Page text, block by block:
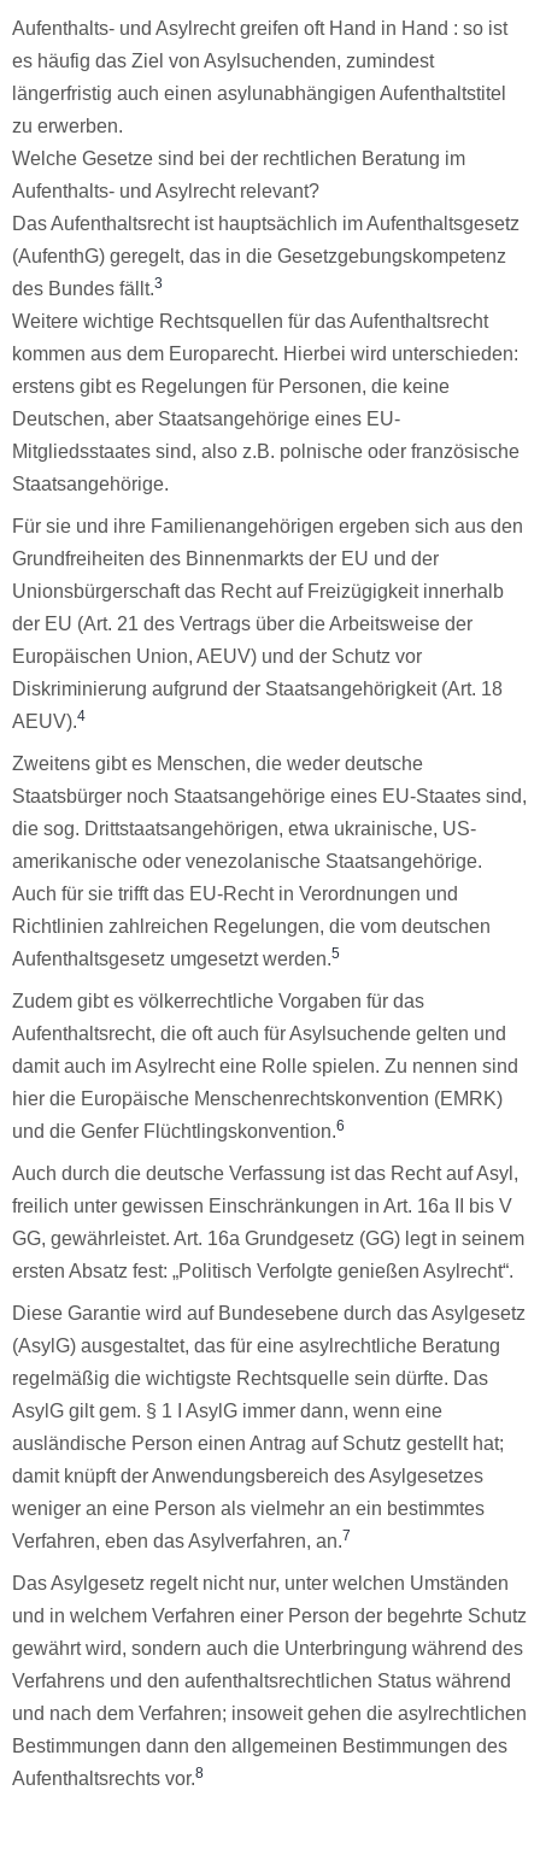
Aufenthalts- und Asylrecht greifen oft Hand in Hand : so ist
es häufig das Ziel von Asylsuchenden, zumindest
längerfristig auch einen asylunabhängigen Aufenthaltstitel
zu erwerben.
Welche Gesetze sind bei der rechtlichen Beratung im
Aufenthalts- und Asylrecht relevant?
Das Aufenthaltsrecht ist hauptsächlich im Aufenthaltsgesetz
(AufenthG) geregelt, das in die Gesetzgebungskompetenz
des Bundes fällt.3
Weitere wichtige Rechtsquellen für das Aufenthaltsrecht
kommen aus dem Europarecht. Hierbei wird unterschieden:
erstens gibt es Regelungen für Personen, die keine
Deutschen, aber Staatsangehörige eines EU-
Mitgliedsstaates sind, also z.B. polnische oder französische
Staatsangehörige.
Für sie und ihre Familienangehörigen ergeben sich aus den
Grundfreiheiten des Binnenmarkts der EU und der
Unionsbürgerschaft das Recht auf Freizügigkeit innerhalb
der EU (Art. 21 des Vertrags über die Arbeitsweise der
Europäischen Union, AEUV) und der Schutz vor
Diskriminierung aufgrund der Staatsangehörigkeit (Art. 18
AEUV).4
Zweitens gibt es Menschen, die weder deutsche
Staatsbürger noch Staatsangehörige eines EU-Staates sind,
die sog. Drittstaatsangehörigen, etwa ukrainische, US-
amerikanische oder venezolanische Staatsangehörige.
Auch für sie trifft das EU-Recht in Verordnungen und
Richtlinien zahlreichen Regelungen, die vom deutschen
Aufenthaltsgesetz umgesetzt werden.5
Zudem gibt es völkerrechtliche Vorgaben für das
Aufenthaltsrecht, die oft auch für Asylsuchende gelten und
damit auch im Asylrecht eine Rolle spielen. Zu nennen sind
hier die Europäische Menschenrechtskonvention (EMRK)
und die Genfer Flüchtlingskonvention.6
Auch durch die deutsche Verfassung ist das Recht auf Asyl,
freilich unter gewissen Einschränkungen in Art. 16a II bis V
GG, gewährleistet. Art. 16a Grundgesetz (GG) legt in seinem
ersten Absatz fest: „Politisch Verfolgte genießen Asylrecht“.
Diese Garantie wird auf Bundesebene durch das Asylgesetz
(AsylG) ausgestaltet, das für eine asylrechtliche Beratung
regelmäßig die wichtigste Rechtsquelle sein dürfte. Das
AsylG gilt gem. § 1 I AsylG immer dann, wenn eine
ausländische Person einen Antrag auf Schutz gestellt hat;
damit knüpft der Anwendungsbereich des Asylgesetzes
weniger an eine Person als vielmehr an ein bestimmtes
Verfahren, eben das Asylverfahren, an.7
Das Asylgesetz regelt nicht nur, unter welchen Umständen
und in welchem Verfahren einer Person der begehrte Schutz
gewährt wird, sondern auch die Unterbringung während des
Verfahrens und den aufenthaltsrechtlichen Status während
und nach dem Verfahren; insoweit gehen die asylrechtlichen
Bestimmungen dann den allgemeinen Bestimmungen des
Aufenthaltsrechts vor.8